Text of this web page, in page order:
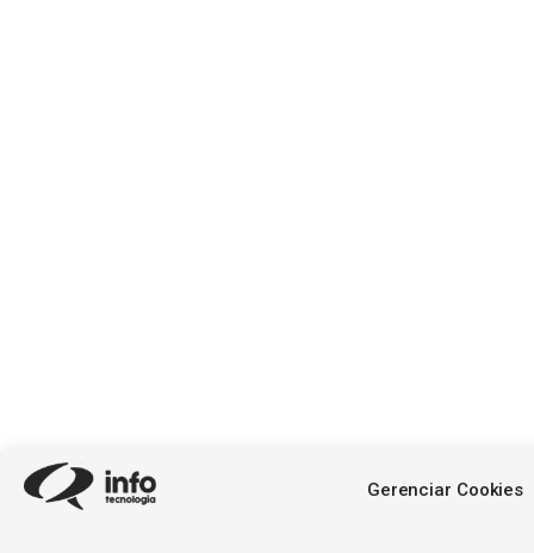
Gerenciar Cookies